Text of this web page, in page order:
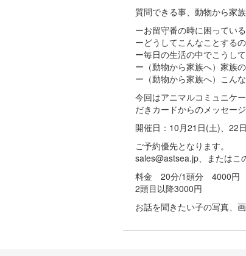
質問できる事、動物から家
ーお留守番の時に困ってい
ーどうしてこんなことする
ー毎日の生活の中でこうし
ー（動物から家族へ）家族
ー（動物から家族へ）こん
今回はアニマルコミュニケ
だきカードからのメッセー
開催日：10月21日(土)、22
ご予約優先となります。
sales@astsea.jp、またはこ
料金 20分/1頭分 4000円
2頭目以降3000円
お話を聞きたい子の写真、